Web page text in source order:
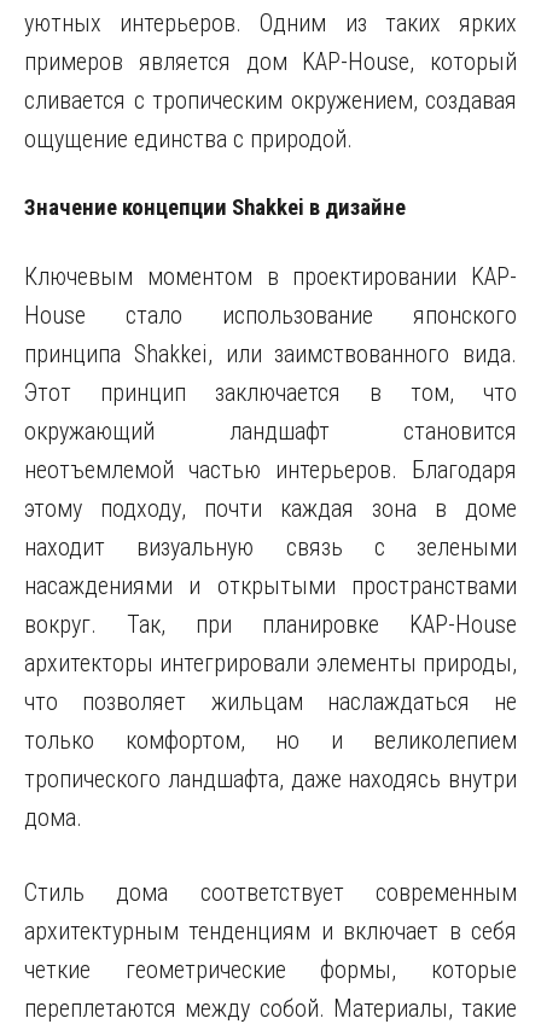
уютных интерьеров. Одним из таких ярких
примеров является дом KAP-House, который
сливается с тропическим окружением, создавая
ощущение единства с природой.
Значение концепции Shakkei в дизайне
Ключевым моментом в проектировании KAP-
House стало использование японского
принципа Shakkei, или заимствованного вида.
Этот принцип заключается в том, что
окружающий ландшафт становится
неотъемлемой частью интерьеров. Благодаря
этому подходу, почти каждая зона в доме
находит визуальную связь с зелеными
насаждениями и открытыми пространствами
вокруг. Так, при планировке KAP-House
архитекторы интегрировали элементы природы,
что позволяет жильцам наслаждаться не
только комфортом, но и великолепием
тропического ландшафта, даже находясь внутри
дома.
Стиль дома соответствует современным
архитектурным тенденциям и включает в себя
четкие геометрические формы, которые
переплетаются между собой. Материалы, такие